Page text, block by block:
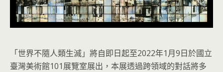
「世界不隨人類生滅」將自即日起至2022年1月9日於國立
臺灣美術館101展覽室展出，本展透過跨領域的對話將多